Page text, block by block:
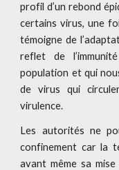
profil d’un rebond
certains virus, une
témoigne de
reflet de
population et qui
de virus qui
virulence.
Les autorités ne
confinement car la
avant même sa mise